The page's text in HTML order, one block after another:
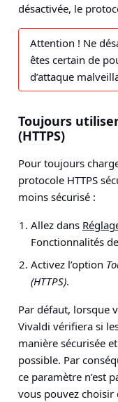
désactivée, le
Attention ! Ne
êtes certain de
d’attaque
Toujours
(HTTPS)
Pour toujours
protocole HTTPS
moins sécurisé :
Allez dans
Fonctionnalités
Activez l’option
(HTTPS).
Par défaut, lorsque
Vivaldi vérifiera si
manière sécurisée
possible. Par
ce paramètre n’est
vous pouvez choisir